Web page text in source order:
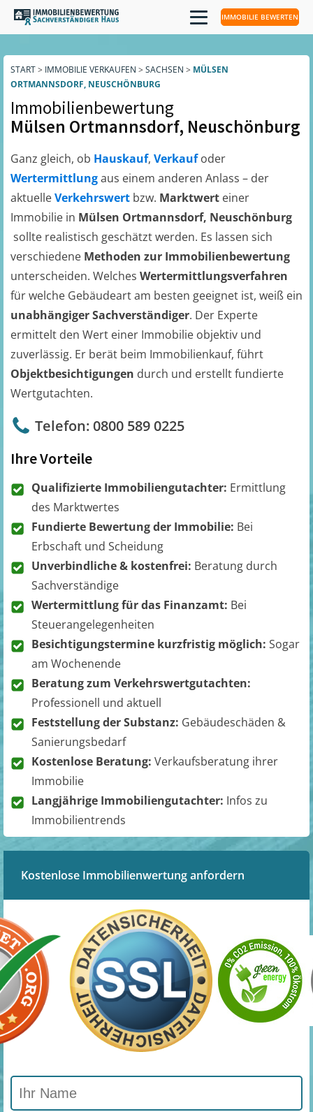
IMMOBILIE BEWERTEN
START> IMMOBILIE VERKAUFEN > SACHSEN > MÜLSEN
ORTMANNSDORF, NEUSCHÖNBURG
Immobilienbewertung
Mülsen Ortmannsdorf, Neuschönburg
Ganz gleich, ob Hauskauf, Verkaufoder
Wertermittlungaus einem anderen Anlass – der
aktuelleVerkehrswert bzw. Marktwert einer
Immobilie in Mülsen Ortmannsdorf, Neuschönburg
sollte realistisch geschätzt werden. Es lassen sich
verschiedene Methoden zur Immobilienbewertung
unterscheiden. Welches Wertermittlungsverfahren
für welche Gebäudeart am besten geeignet ist, weiß ein
unabhängiger Sachverständiger. Der Experte
ermittelt den Wert einer Immobilie objektiv und
zuverlässig. Er berät beim Immobilienkauf, führt
Objektbesichtigungen durch und erstellt fundierte
Wertgutachten.
Telefon: 0800 589 0225
Ihre Vorteile
Qualifizierte Immobiliengutachter: Ermittlung
des Marktwertes
Fundierte Bewertung der Immobilie: Bei
Erbschaft und Scheidung
Unverbindliche & kostenfrei: Beratung durch
Sachverständige
Wertermittlung für das Finanzamt: Bei
Steuerangelegenheiten
Besichtigungstermine kurzfristig möglich: Sogar
am Wochenende
Beratung zum Verkehrswertgutachten:
Professionell und aktuell
Feststellung der Substanz: Gebäudeschäden &
Sanierungsbedarf
Kostenlose Beratung: Verkaufsberatung ihrer
Immobilie
Langjährige Immobiliengutachter: Infos zu
Immobilientrends
Kostenlose Immobilienwertung anfordern